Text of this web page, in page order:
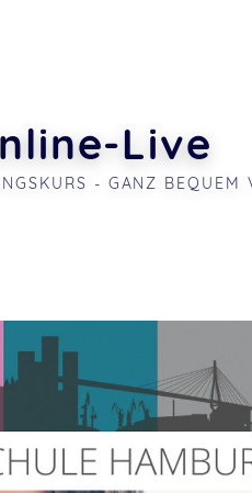
Live
- GANZ BEQUEM